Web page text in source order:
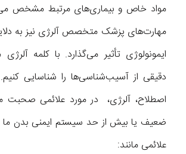
مواد خاص و بیماری‌های مرتبط مشخص
مهارت‌های پزشک متخصص آلرژی نیز به
ایمونولوژی تأثیر می‌گذارد. با کلمه
دقیقی از آسیب‌شناسی‌ها را شناسایی کنیم.
اصطلاح، آلرژی، در مورد علائمی صحبت
ضعیف یا بیش از حد سیستم ایمنی بدن ما
علائمی مانند: